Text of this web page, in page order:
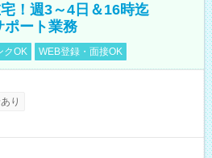
！週3～4日＆16時迄
ポート業務
クOK WEB登録・面接OK
り